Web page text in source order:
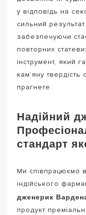
у відповідь на
сильний
забезпечуючи
повторних
інструмент, який
кам’яну
прагнете.
Надійний
стандарт
Ми співпрацюємо
індійського
дженерик
продукт